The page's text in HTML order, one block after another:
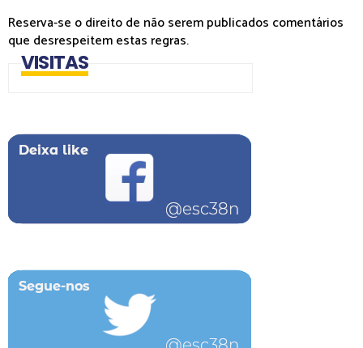
Reserva-se o direito de não serem publicados comentários
que desrespeitem estas regras.
VISITAS